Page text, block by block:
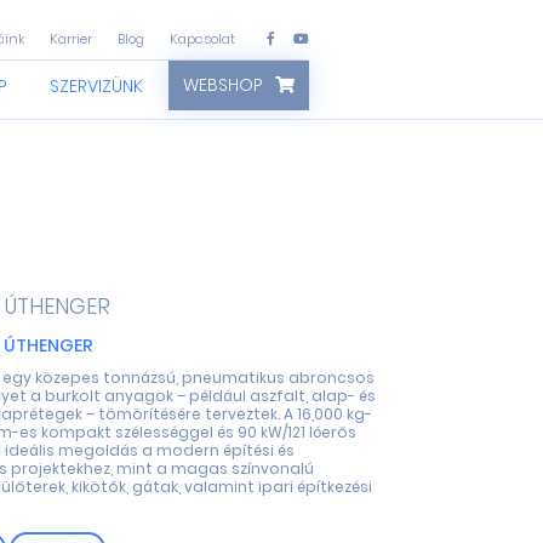
Karrier Blog Kapcsolat
SZERVIZÜNK WEBSHOP
ÚTHENGER
egy közepes tonnázsú, pneumatikus abroncsos
a burkolt anyagok – például aszfalt, alap- és
– tömörítésére terveztek. A 16,000 kg-
es kompakt szélességgel és 90 kW/121 lóerős
megoldás a modern építési és
projektekhez, mint a magas színvonalú
kikötők, gátak, valamint ipari építkezési